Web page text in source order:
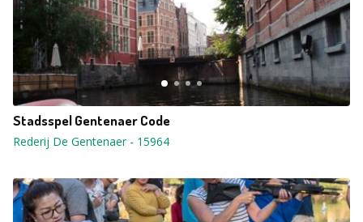
Stadsspel Gentenaer Code
Rederij De Gentenaer- 15964